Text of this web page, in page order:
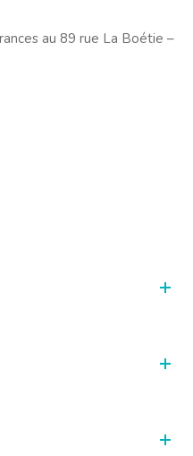
au 89 rue La Boétie –